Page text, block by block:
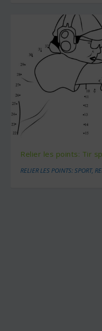
Relier les points: Tir
RELIER LES POINTS: SPORT,